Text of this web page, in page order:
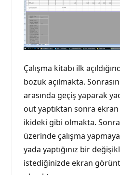
Çalışma kitabı ilk
bozuk açılmakta.
arasında geçiş yaparak
out yaptıktan sonra
ikideki gibi olmakta.
üzerinde çalışma yapmaya
yada yaptığınız bir
istediğinizde ekran